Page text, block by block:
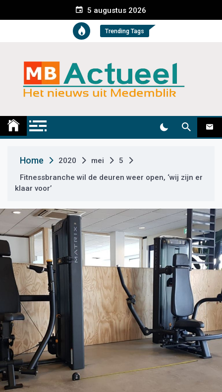
e
t
5 augustus 2026
Trending Tags
Medemblik Actueel
Home 2020 mei
5
Fitnessbranche wil de deuren weer open, ‘wij zijn er
klaar voor’